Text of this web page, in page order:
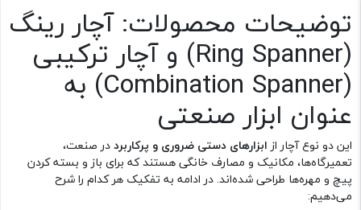
توضیحات محصولات: آچار رینگ
(Ring Spanner) و آچار ترکیبی
(Combination Spanner) به
عنوان ابزار صنعتی
این دو نوع آچار ازابزارهای دستی ضروری و پرکاربرددر صنعت،
تعمیرگاه‌ها، مکانیک و مصارف خانگی هستند که برای باز و بسته کردن
پیچ و مهره‌ها طراحی شده‌اند. در ادامه به تفکیک هر کدام را شرح
می‌دهیم: